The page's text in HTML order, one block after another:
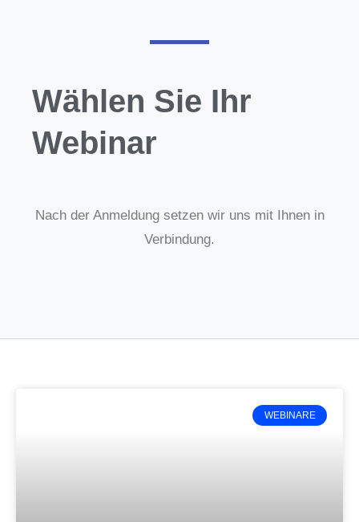
Wählen Sie Ihr
Webinar
Nach der Anmeldung setzen wir uns mit Ihnen in
Verbindung.
WEBINARE